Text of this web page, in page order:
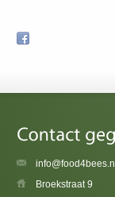
info@food4bees.nl
Broekstraat 9